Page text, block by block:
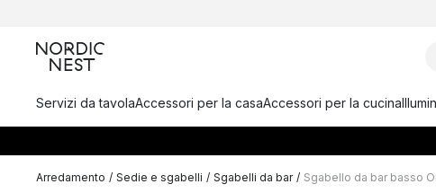
Servizi da tavolaAccessori per la casaAccessori per la cucina
Arredamento / Sedie e sgabelli / Sgabelli da bar / Sgabello da bar basso